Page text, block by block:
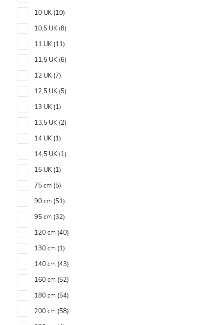
10 UK 10
10,5 UK 8
11 UK 11
11,5 UK 6
12 UK 7
12,5 UK 5
13 UK 1
13,5 UK 2
14 UK 1
14,5 UK 1
15 UK 1
75 cm 5
90 cm 51
95 cm 32
120 cm 40
130 cm 1
140 cm 43
160 cm 52
180 cm 54
200 cm 58